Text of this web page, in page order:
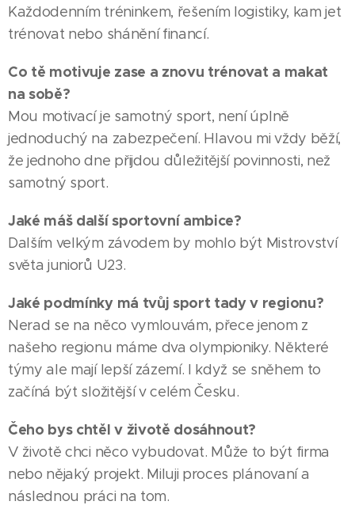
Každodenním tréninkem, řešením logistiky, kam jet
trénovat nebo shánění financí.
Co tě motivuje zase a znovu trénovat a makat
na sobě?
Mou motivací je samotný sport, není úplně
jednoduchý na zabezpečení. Hlavou mi vždy běží,
že jednoho dne přijdou důležitější povinnosti, než
samotný sport.
Jaké máš další sportovní ambice?
Dalším velkým závodem by mohlo být Mistrovství
světa juniorů U23.
Jaké podmínky má tvůj sport tady v regionu?
Nerad se na něco vymlouvám, přece jenom z
našeho regionu máme dva olympioniky. Některé
týmy ale mají lepší zázemí. I když se sněhem to
začíná být složitější v celém Česku.
Čeho bys chtěl v životě dosáhnout?
V životě chci něco vybudovat. Může to být firma
nebo nějaký projekt. Miluji proces plánovaní a
následnou práci na tom.